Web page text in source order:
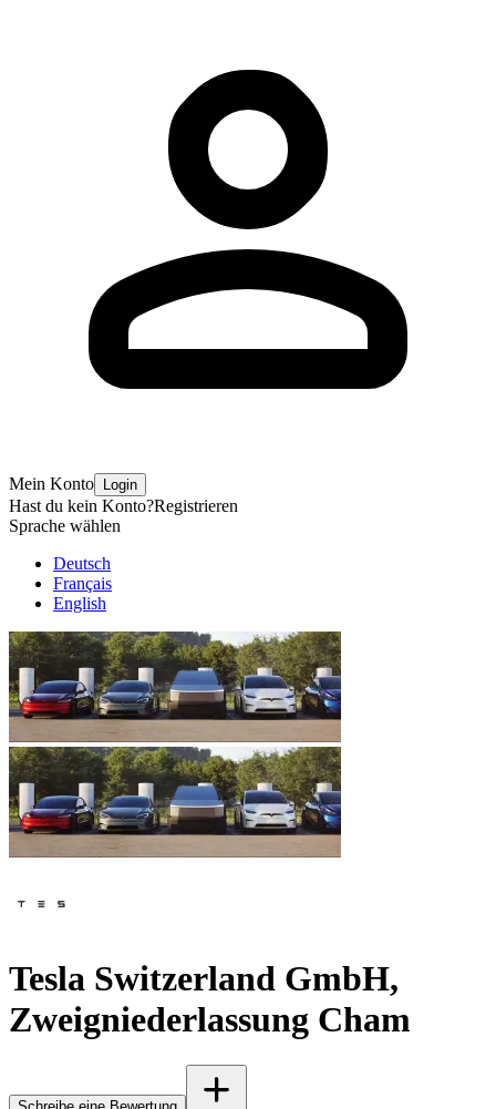
Mein Konto Login
Hast du kein Konto?Registrieren
Sprache wählen
Deutsch
Français
English
Tesla Switzerland GmbH,
Zweigniederlassung Cham